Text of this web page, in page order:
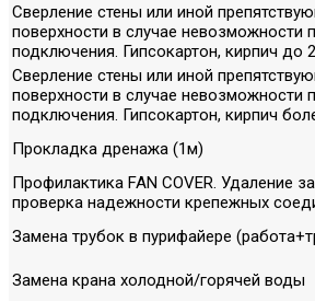
Сверление стены или иной
поверхности в случае невозможности
подключения. Гипсокартон, кирпич до
Сверление стены или иной
поверхности в случае невозможности
подключения. Гипсокартон, кирпич
Прокладка дренажа (1м)
Профилактика FAN COVER. Удаление
проверка надежности крепежных
Замена трубок в пурифайере
Замена крана холодной/горячей воды